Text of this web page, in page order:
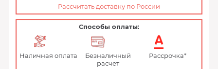
Рассчитать доставку по России
Способы оплаты:
Наличная оплата
Безналичный
расчет
Рассрочка*